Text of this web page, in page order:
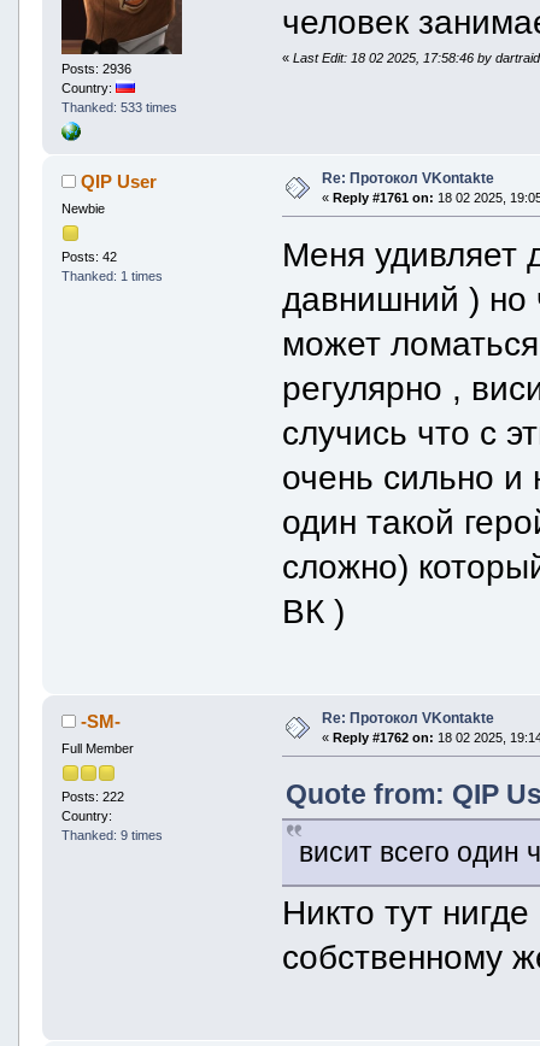
Posts: 2936
Country:
Thanked: 533 times
человек
«Last Edit: 18 02 2025, 17:58:46 by
QIP User
Newbie
Posts: 42
Thanked: 1 times
Re: Протокол VKontakte
« Reply #1761 on: 18 02 2025,
Меня удивляет
давнишний ) но
может
регулярно ,
случись что с
очень сильно и
один такой
сложно)
ВК )
-SM-
Full Member
Posts: 222
Country:
Thanked: 9 times
Re: Протокол VKontakte
« Reply #1762 on: 18 02 2025,
Quote from: QIP
висит всего один
Никто тут
собственному